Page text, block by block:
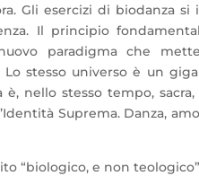
Gli esercizi di biodanza
Il principio
nuovo paradigma che
stesso universo è un
nello stesso tempo,
Suprema. Danza,
“biologico, e non